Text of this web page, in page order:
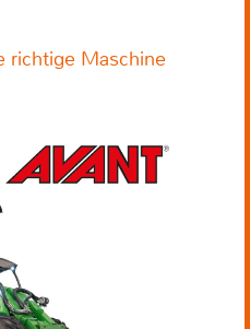
richtige Maschine